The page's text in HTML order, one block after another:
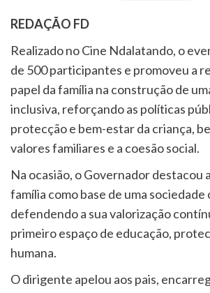
REDAÇÃO FD
Realizado no Cine Ndalatando, o
de 500 participantes e promoveu a
papel da família na construção de
inclusiva, reforçando as políticas
protecção e bem-estar da criança,
valores familiares e a coesão social.
Na ocasião, o Governador destacou
família como base de uma sociedade
defendendo a sua valorização
primeiro espaço de educação,
humana.
O dirigente apelou aos pais,